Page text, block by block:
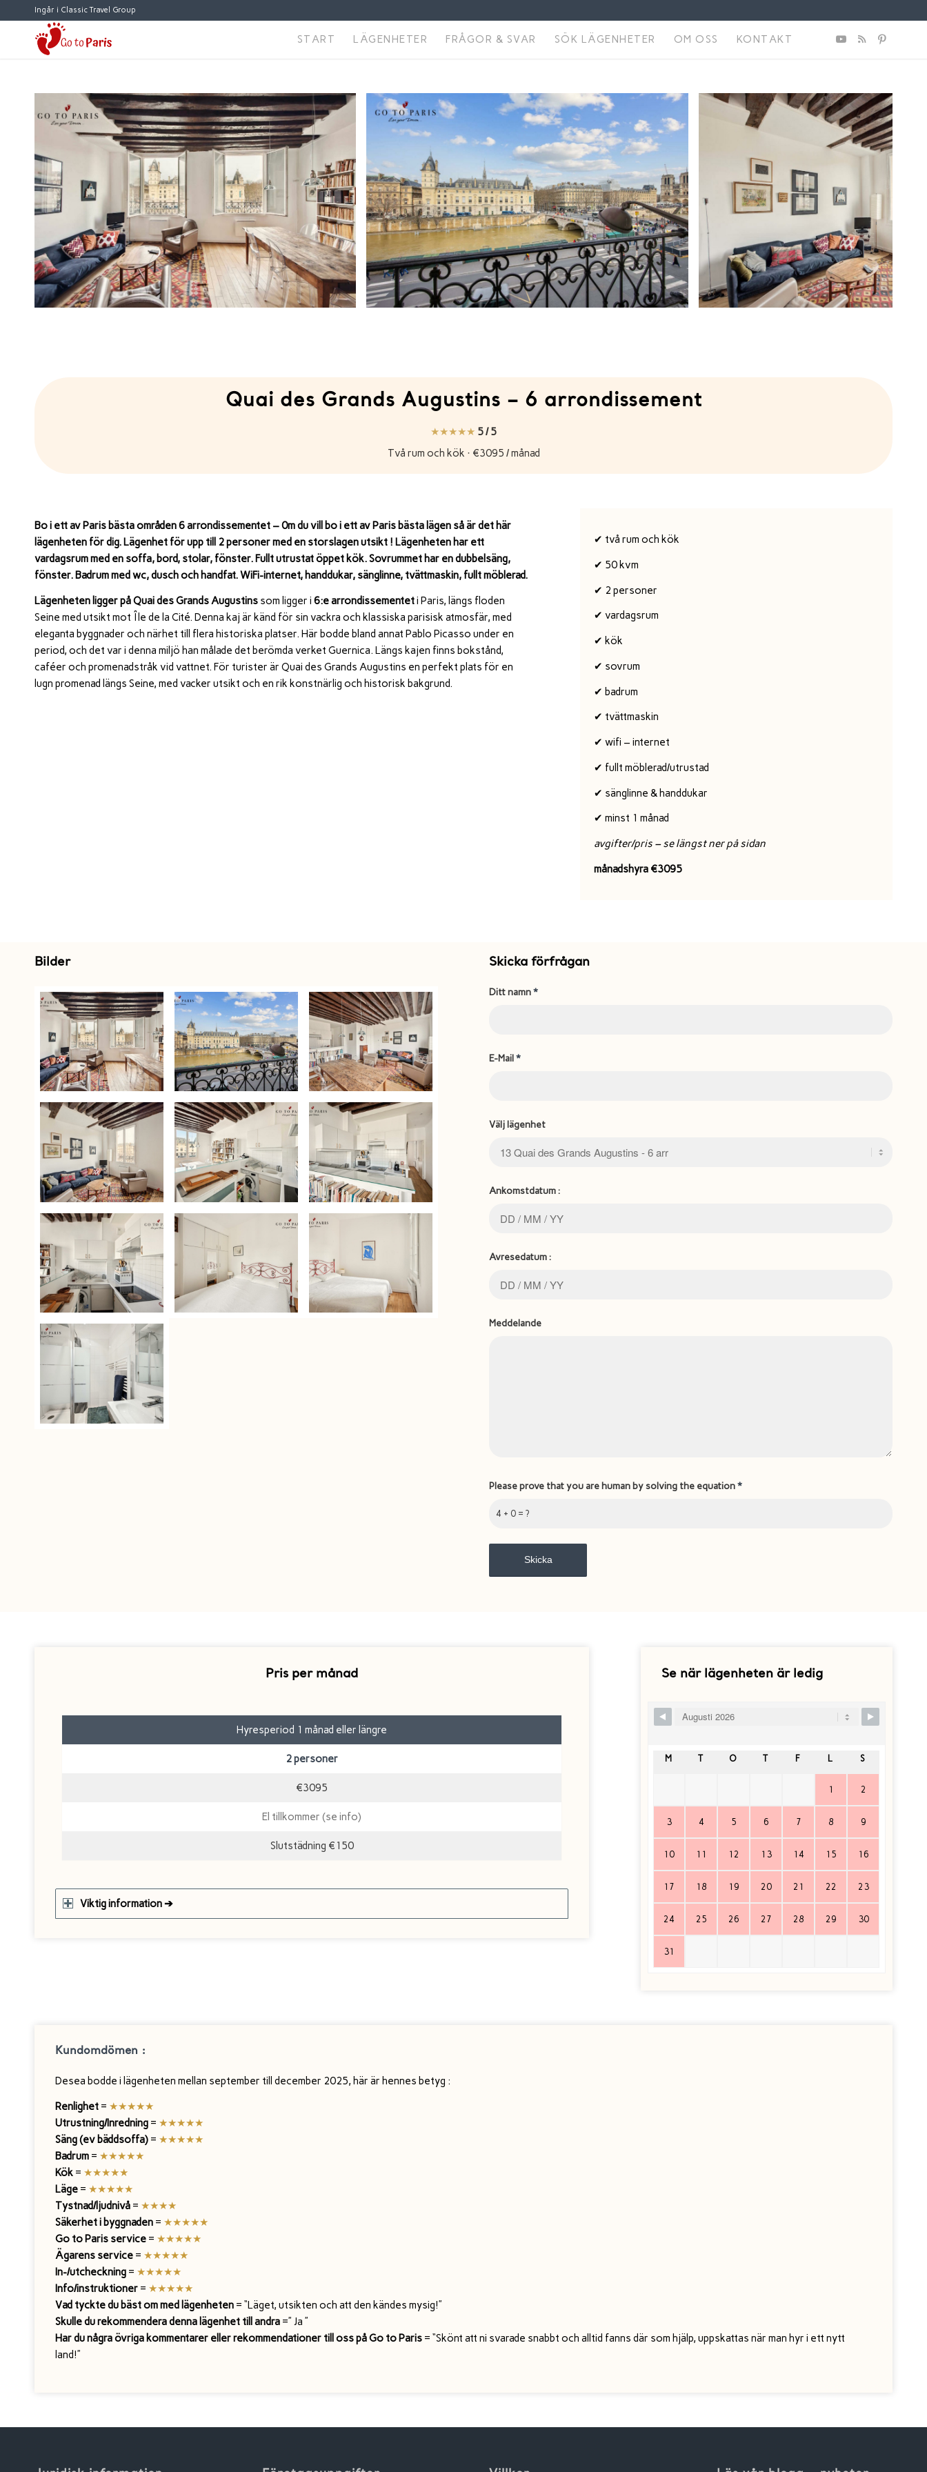
Ingår i Classic Travel Group
START LÄGENHETER FRÅGOR & SVAR SÖK LÄGENHETER OM OSS KONTAKT
Quai des Grands Augustins – 6 arrondissement
★★★★★ 5 / 5
Två rum och kök · €3095 / månad
Bo i ett av Paris bästa områden 6 arrondissementet – 0m du vill bo i ett av Paris bästa lägen så är det här
lägenheten för dig. Lägenhet för upp till 2 personer med en storslagen utsikt ! Lägenheten har ett
vardagsrum med en soffa, bord, stolar, fönster. Fullt utrustat öppet kök. Sovrummet har en dubbelsäng,
fönster. Badrum med wc, dusch och handfat. WiFi-internet, handdukar, sänglinne, tvättmaskin, fullt möblerad.
Lägenheten ligger på Quai des Grands Augustins som ligger i 6:e arrondissementeti Paris, längs floden
Seine med utsikt mot Île de la Cité. Denna kaj är känd för sin vackra och klassiska parisisk atmosfär, med
eleganta byggnader och närhet till flera historiska platser. Här bodde bland annat Pablo Picasso under en
period, och det var i denna miljö han målade det berömda verket Guernica. Längs kajen finns bokstånd,
caféer och promenadstråk vid vattnet. För turister är Quai des Grands Augustins en perfekt plats för en
lugn promenad längs Seine, med vacker utsikt och en rik konstnärlig och historisk bakgrund.
✔ två rum och kök
✔ 50 kvm
✔ 2 personer
✔ vardagsrum
✔ kök
✔ sovrum
✔ badrum
✔ tvättmaskin
✔ wifi – internet
✔ fullt möblerad/utrustad
✔ sänglinne & handdukar
✔ minst 1 månad
avgifter/pris – se längst ner på sidan
månadshyra €3095
Bilder Skicka förfrågan
Ditt namn*
E-Mail*
Välj lägenhet
Ankomstdatum :
Avresedatum :
Meddelande
4 + 0 = ?
Please prove that you are human by solving the equation*
Pris per månad
Hyresperiod 1 månad eller längre
2 personer
€3095
El tillkommer (se info)
Slutstädning €150
Viktig information ➔
Se när lägenheten är ledig
Skip Booking Form
M T O T F L S
1 2
3 4 5 6 7 8 9
10 11 12 13 14 15 16
17 18 19 20 21 22 23
24 25 26 27 28 29 30
31
Kundomdömen :
Desea bodde i lägenheten mellan september till december 2025, här är hennes betyg :
Renlighet = ★★★★★
Utrustning/Inredning = ★★★★★
Säng (ev bäddsoffa) = ★★★★★
Badrum = ★★★★★
Kök = ★★★★★
Läge = ★★★★★
Tystnad/ljudnivå = ★★★★
Säkerhet i byggnaden = ★★★★★
Go to Paris service = ★★★★★
Ägarens service = ★★★★★
In-/utcheckning = ★★★★★
Info/instruktioner = ★★★★★
Vad tyckte du bäst om med lägenheten = “Läget, utsikten och att den kändes mysig!”
Skulle du rekommendera denna lägenhet till andra =” Ja ”
Har du några övriga kommentarer eller rekommendationer till oss på Go to Paris = “Skönt att ni svarade snabbt och alltid fanns där som hjälp, uppskattas när man hyr i ett nytt
land!”